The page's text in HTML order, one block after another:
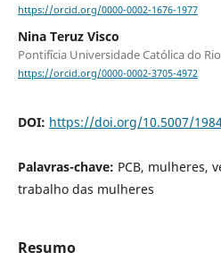
https://orcid.org/0000-0002-1676-1977
Nina Teruz Visco
Pontifícia Universidade Católica do
https://orcid.org/0000-0002-3705-4972
DOI: https://doi.org/10.5007/
Palavras-chave: PCB, mulheres,
trabalho das mulheres
Resumo